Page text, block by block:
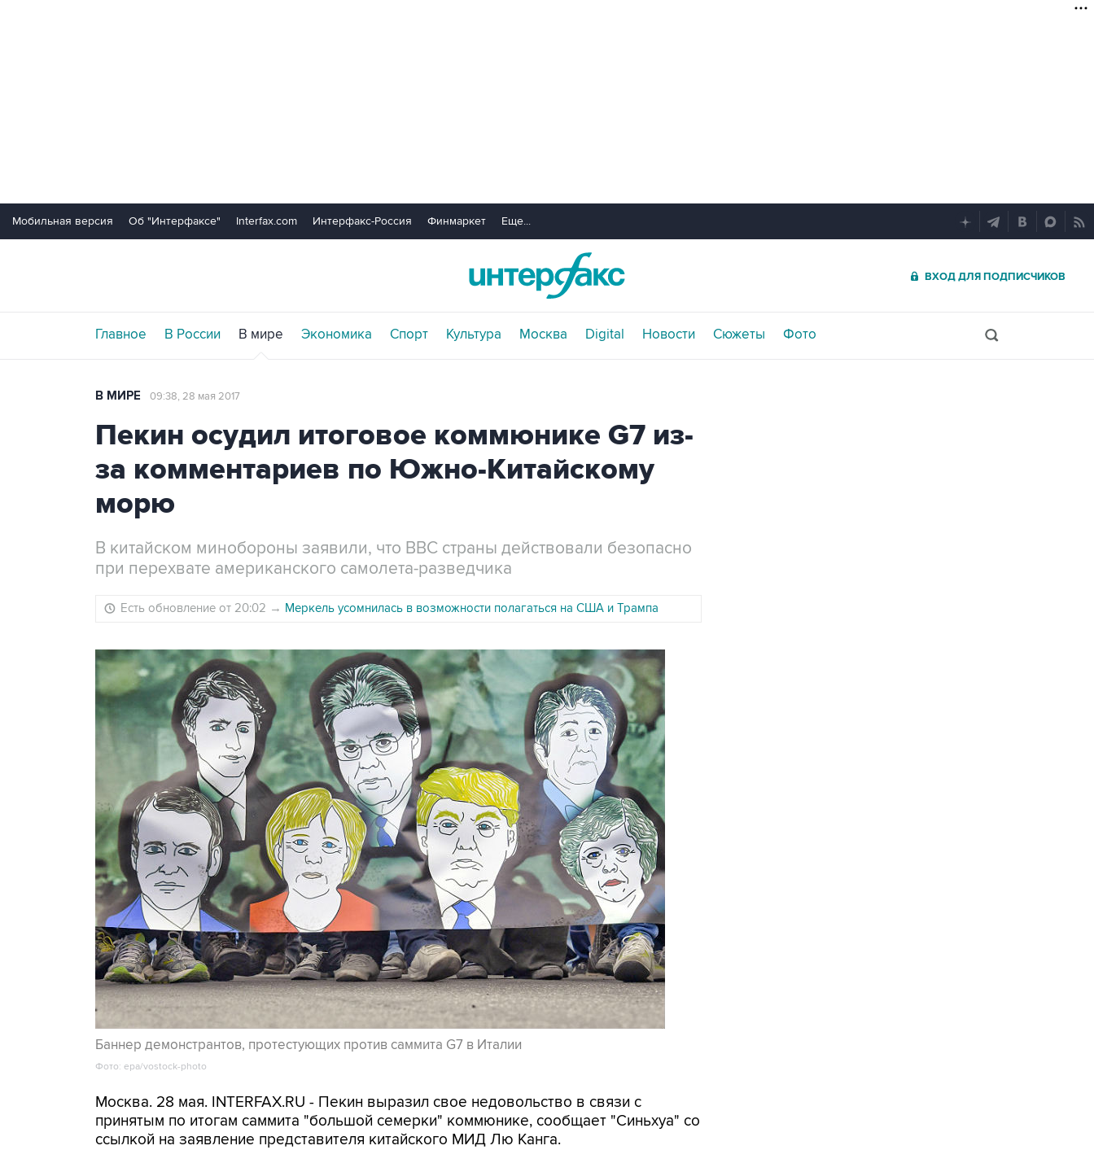
Мобильная версия Об "Интерфаксе" Interfax.com Интерфакс-Россия Финмаркет Еще...
ВХОД ДЛЯ ПОДПИСЧИКОВ
Главное В России В мире Экономика Спорт Культура Москва Digital Новости Сюжеты Фото
В МИРЕ 09:38, 28 мая 2017
Пекин осудил итоговое коммюнике G7 из-
за комментариев по Южно-Китайскому
морю
В китайском минобороны заявили, что ВВС страны действовали безопасно
при перехвате американского самолета-разведчика
Есть обновление от 20:02 → Меркель усомнилась в возможности полагаться на США и Трампа
Баннер демонстрантов, протестующих против саммита G7 в Италии
Фото: epa/vostock-photo
Москва. 28 мая. INTERFAX.RU - Пекин выразил свое недовольство в связи с
принятым по итогам саммита "большой семерки" коммюнике, сообщает "Синьхуа" со
ссылкой на заявление представителя китайского МИД Лю Канга.